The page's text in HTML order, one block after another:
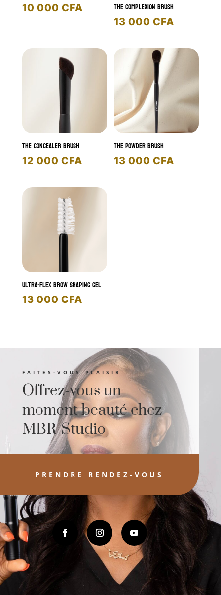
10 000 CFA The Complexion Brush
13 000CFA
The Concealer Brush
12 000 CFA
The Powder Brush
13 000CFA
Ultra-Flex Brow Shaping Gel
13 000 CFA
FAITES-VOUS PLAISIR
Offrez-vous un
moment beauté chez
MBR-Studio
PRENDRE RENDEZ-VOUS